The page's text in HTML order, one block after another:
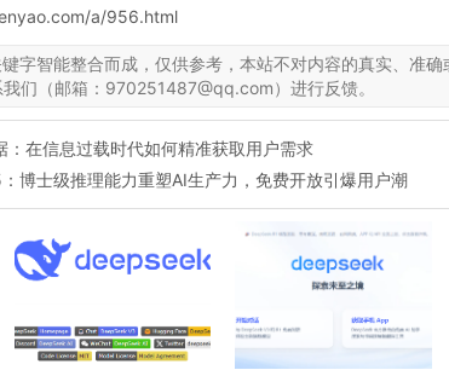
a/956.html
字智能整合而成，仅供参考，本站不对内容的真实、准
们（邮箱：970251487@qq.com）进行反馈。
：在信息过载时代如何精准获取用户需求
博士级推理能力重塑AI生产力，免费开放引爆用户潮